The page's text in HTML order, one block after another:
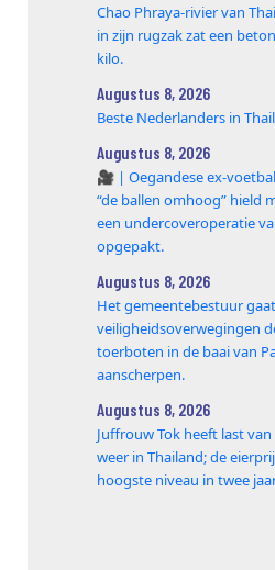
Chao Phraya‑rivier van
in zijn rugzak zat een
kilo.
Augustus 8, 2026
Beste Nederlanders in
Augustus 8, 2026
🎥 | Oegandese ex-
“de ballen omhoog” hield
een undercoveroperatie
opgepakt.
Augustus 8, 2026
Het gemeentebestuur
veiligheidsoverwegingen
toerboten in de baai van
aanscherpen.
Augustus 8, 2026
Juffrouw Tok heeft last
weer in Thailand; de
hoogste niveau in twee